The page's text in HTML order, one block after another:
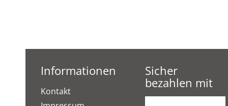
Informationen
Kontakt
Sicher
bezahlen mit